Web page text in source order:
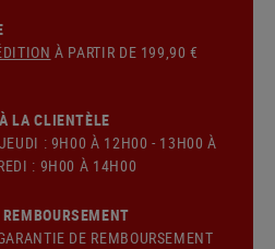
À PARTIR DE 199,90 €
LA CLIENTÈLE
: 9H00 À 12H00 - 13H00 À
: 9H00 À 14H00
DE REMBOURSEMENT